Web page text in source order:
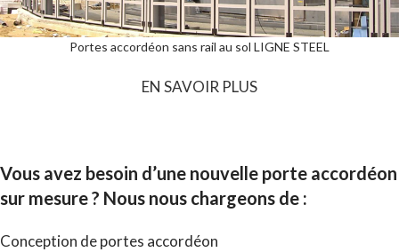
Portes accordéon sans rail au sol LIGNE STEEL
EN SAVOIR PLUS
Vous avez besoin d’une nouvelle porte accordéon
sur mesure ? Nous nous chargeons de :
Conception de portes accordéon